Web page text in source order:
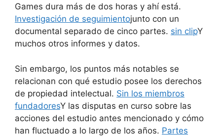
Games dura más de dos horas y ahí está.
Investigación de seguimientojunto con un
documental separado de cinco partes. sin clipY
muchos otros informes y datos.
Sin embargo, los puntos más notables se
relacionan con qué estudio posee los derechos
de propiedad intelectual. Sin los miembros
fundadoresY las disputas en curso sobre las
acciones del estudio antes mencionado y cómo
han fluctuado a lo largo de los años. Partes